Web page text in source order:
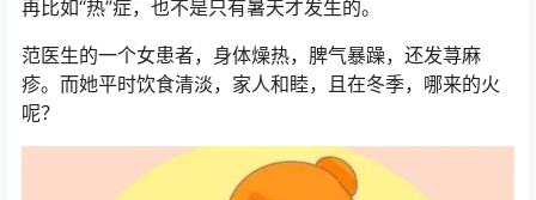
再比如“热”症，也不是只有暑天才发生的。
范医生的一个女患者，身体燥热，脾气暴躁，还发荨麻
疹。而她平时饮食清淡，家人和睦，且在冬季，哪来的火
呢？